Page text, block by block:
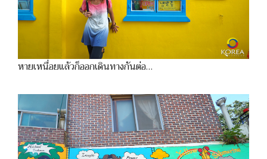
หายเหนื่อยแล้วก็ออกเดินทางกันต่อ…